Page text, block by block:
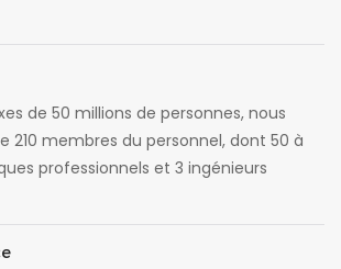
de 50 millions de personnes, nous
210 membres du personnel, dont 50 à
professionnels et 3 ingénieurs